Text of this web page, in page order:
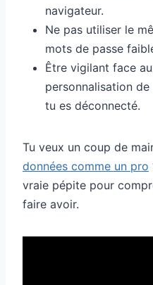
navigateur.
Ne pas utiliser le
mots de passe
Être vigilant face
personnalisation
tu es déconnecté.
Tu veux un coup de
données comme un pro
vraie pépite pour
faire avoir.